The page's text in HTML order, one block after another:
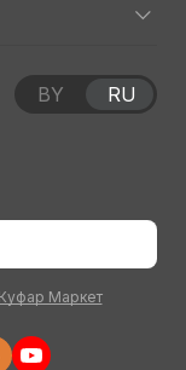
Маркет
BY RU